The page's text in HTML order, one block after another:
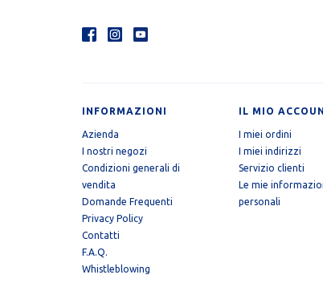
INFORMAZIONI
Azienda
I nostri negozi
Condizioni generali di
vendita
Domande Frequenti
Privacy Policy
Contatti
F.A.Q.
Whistleblowing
IL MIO
I miei ordini
I miei indirizzi
Servizio clienti
Le mie
personali